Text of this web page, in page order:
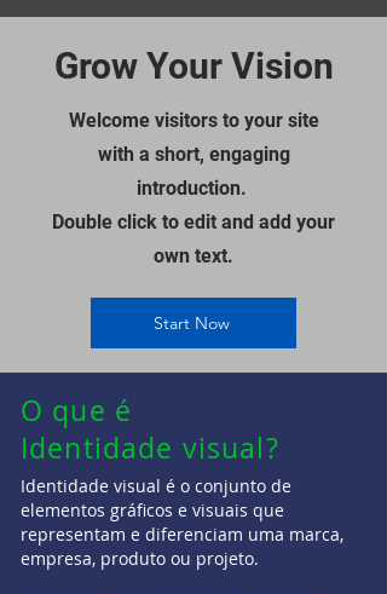
Grow Your Vision
Welcome visitors to your site
with a short, engaging
introduction.
Double click to edit and add your
own text.
Start Now
O que é
Identidade visual?
Identidade visual é o conjunto de
elementos gráficos e visuais que
representam e diferenciam uma marca,
empresa, produto ou projeto.